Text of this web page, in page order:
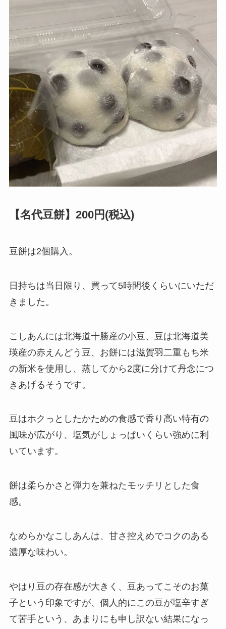
【名代豆餅】200円(税込)
豆餅は2個購入。
日持ちは当日限り、買って5時間後くらいにいただ
きました。
こしあんには北海道十勝産の小豆、豆は北海道美
瑛産の赤えんどう豆、お餅には滋賀羽二重もち米
の新米を使用し、蒸してから2度に分けて丹念につ
きあげるそうです。
豆はホクっとしたかための食感で香り高い特有の
風味が広がり、塩気がしょっぱいくらい強めに利
いています。
餅は柔らかさと弾力を兼ねたモッチリとした食
感。
なめらかなこしあんは、甘さ控えめでコクのある
濃厚な味わい。
やはり豆の存在感が大きく、豆あってこそのお菓
子という印象ですが、個人的にこの豆が塩辛すぎ
て苦手という、あまりにも申し訳ない結果になっ